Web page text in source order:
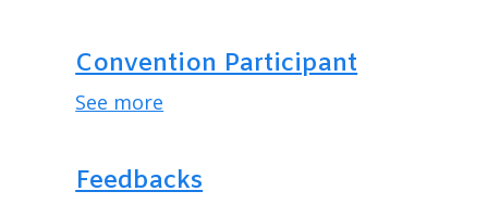
Convention Participant
See more
Feedbacks